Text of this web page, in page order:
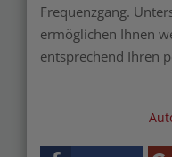
Frequenzgang.
ermöglichen Ihnen
entsprechend Ihren